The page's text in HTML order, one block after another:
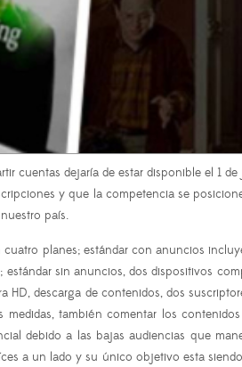
cuentas dejaría de estar disponible el 1
y que la competencia se
país.
planes; estándar con anuncios
sin anuncios, dos dispositivos
descarga de contenidos, dos
también comentar los
debido a las bajas audiencias que
a un lado y su único objetivo esta